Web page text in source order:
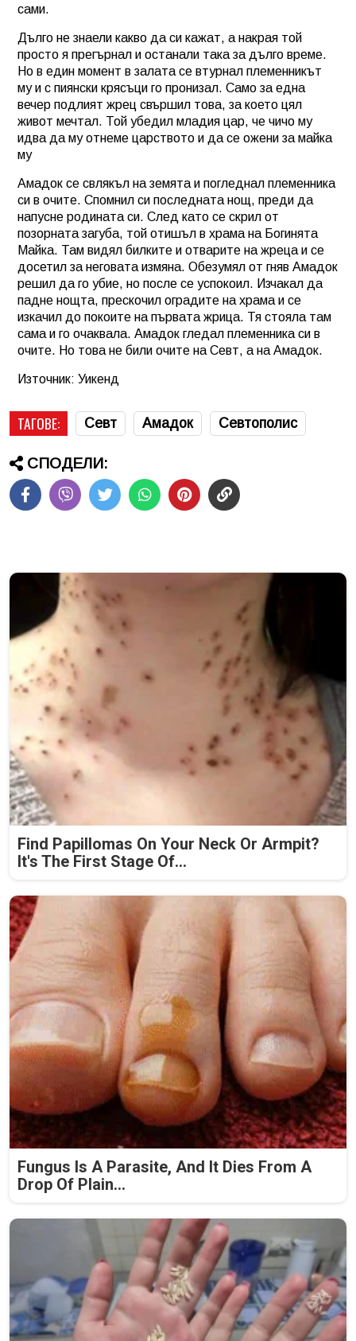
сами.
Дълго не знаели какво да си кажат, а накрая той
просто я прегърнал и останали така за дълго време.
Но в един момент в залата се втурнал племенникът
му и с пиянски крясъци го пронизал. Само за една
вечер подлият жрец свършил това, за което цял
живот мечтал. Той убедил младия цар, че чичо му
идва да му отнеме царството и да се ожени за майка
му
Амадок се свлякъл на земята и погледнал племенника
си в очите. Спомнил си последната нощ, преди да
напусне родината си. След като се скрил от
позорната загуба, той отишъл в храма на Богинята
Майка. Там видял билките и отварите на жреца и се
досетил за неговата измяна. Обезумял от гняв Амадок
решил да го убие, но после се успокоил. Изчакал да
падне нощта, прескочил оградите на храма и се
изкачил до покоите на първата жрица. Тя стояла там
сама и го очаквала. Амадок гледал племенника си в
очите. Но това не били очите на Севт, а на Амадок.
Източник: Уикенд
ТАГОВЕ: Севт Амадок Севтополис
СПОДЕЛИ:
Find Papillomas On Your Neck Or Armpit?
It's The First Stage Of...
Fungus Is A Parasite, And It Dies From A
Drop Of Plain...